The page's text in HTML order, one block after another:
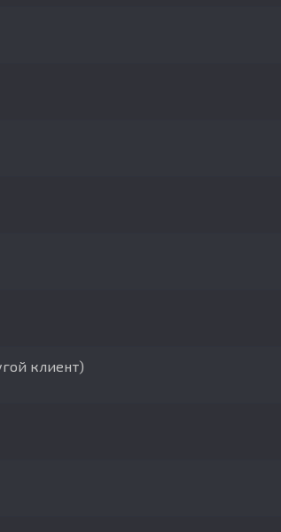
клиент)